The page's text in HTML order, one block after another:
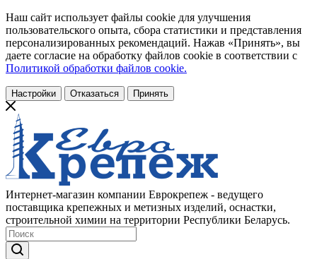
Наш сайт использует файлы cookie для улучшения
пользовательского опыта, сбора статистики и представления
персонализированных рекомендаций. Нажав «Принять», вы
даете согласие на обработку файлов cookie в соответствии с
Политикой обработки файлов cookie.
Настройки Отказаться Принять
Интернет-магазин компании Еврокрепеж - ведущего
поставщика крепежных и метизных изделий, оснастки,
строительной химии на территории Республики Беларусь.